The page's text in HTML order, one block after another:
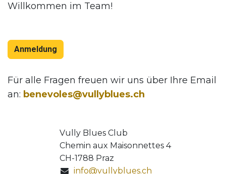
Willkommen im Team!
Anmeldung
Für alle Fragen freuen wir uns über Ihre Email
an: benevoles@vullyblues.ch
Vully Blues Club
Chemin aux Maisonnettes 4
CH-1788 Praz
info@vullyblues.ch